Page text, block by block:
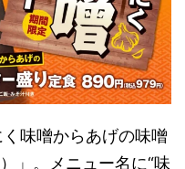
味噌からあげの味噌
」。メニュー名に“味